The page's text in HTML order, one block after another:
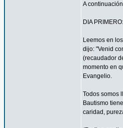
A
DIA
Leemos en
dijo: "Venid
(recaudador
momento en
Evangelio.
Todos somos
Bautismo
caridad,